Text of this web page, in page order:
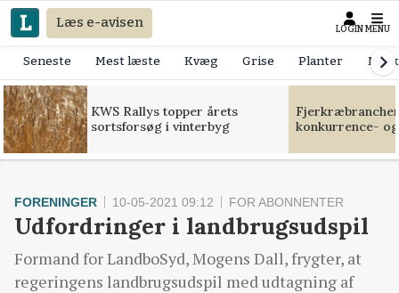
Læs e-avisen LOGIN MENU
Seneste Mest læste Kvæg Grise Planter
KWS Rallys topper årets
sortsforsøg i vinterbyg
konkurrence-
FORENINGER 10-05-2021 09:12 FOR ABONNENTER
Udfordringer i landbrugsudspil
Formand for LandboSyd, Mogens Dall, frygter, at
regeringens landbrugsudspil med udtagning af